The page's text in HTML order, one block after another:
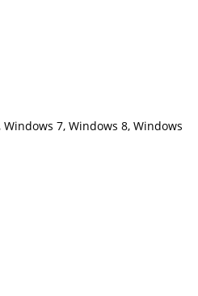
7, Windows 8, Windows